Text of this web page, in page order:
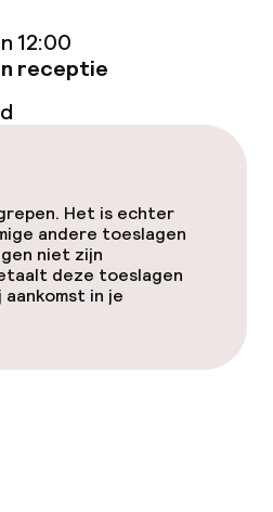
12:00
receptie
Het is echter
andere toeslagen
niet zijn
deze toeslagen
in je